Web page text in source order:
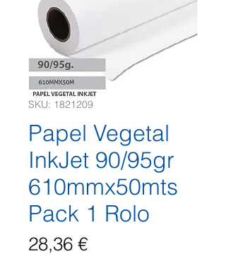
SKU: 1821209
Papel Vegetal
InkJet 90/95gr
610mmx50mts
Pack 1 Rolo
28,36 €Preço